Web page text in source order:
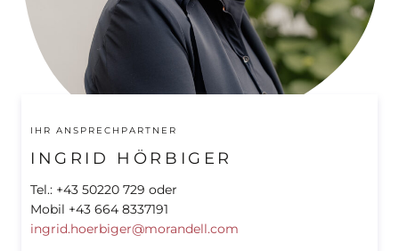
IHR ANSPRECHPARTNER
INGRID HÖRBIGER
Tel.: +43 50220 729 oder
Mobil +43 664 8337191
ingrid.hoerbiger@morandell.com